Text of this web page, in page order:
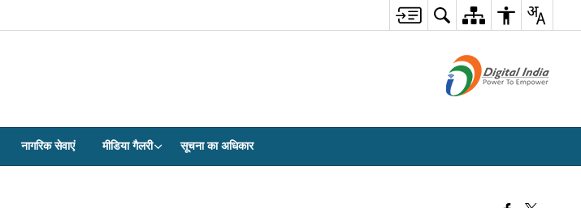
नागरिक सेवाएं मीडिया गैलरी सूचना का अधिकार